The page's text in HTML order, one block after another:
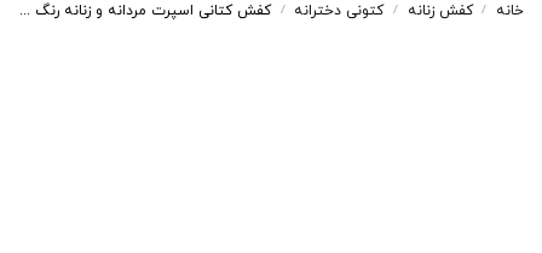
خانه / کفش زنانه / کتونی دخترانه / کفش کتانی اسپرت مردانه و زنانه رنگ سفید مدل نایک NIKE AIR FORCE کد 71283